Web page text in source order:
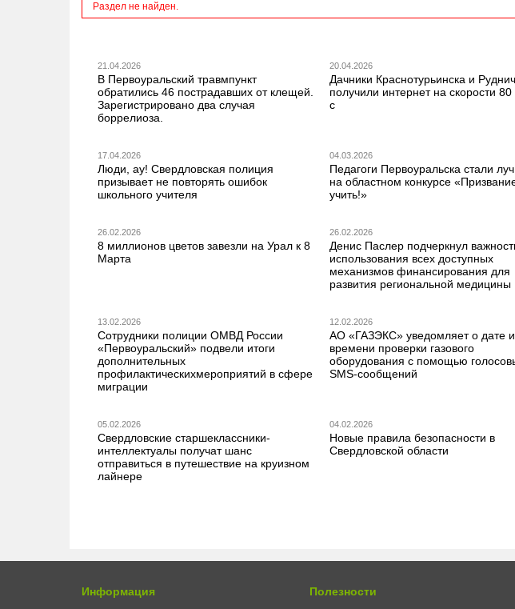
Раздел не найден.
21.04.2026
В Первоуральский травмпункт
обратились 46 пострадавших от клещей.
Зарегистрировано два случая
боррелиоза.
20.04.2026
Дачники Краснотурьинска и
получили интернет на скорости
с
17.04.2026
Люди, ау! Свердловская полиция
призывает не повторять ошибок
школьного учителя
04.03.2026
Педагоги Первоуральска стали
на областном конкурсе
учить!»
26.02.2026
8 миллионов цветов завезли на Урал к 8
Марта
26.02.2026
Денис Паслер подчеркнул
использования всех доступных
механизмов финансирования для
развития региональной медицины
13.02.2026
Сотрудники полиции ОМВД России
«Первоуральский» подвели итоги
дополнительных
профилактическихмероприятий в сфере
миграции
12.02.2026
АО «ГАЗЭКС» уведомляет о дате и
времени проверки газового
оборудования с помощью
SMS-сообщений
05.02.2026
Свердловские старшеклассники-
интеллектуалы получат шанс
отправиться в путешествие на круизном
лайнере
04.02.2026
Новые правила безопасности в
Свердловской области
Информация Полезности